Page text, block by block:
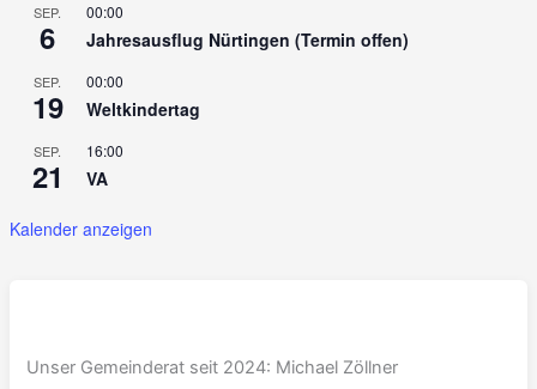
SEP.
6
00:00
Jahresausflug Nürtingen (Termin offen)
SEP.
19
00:00
Weltkindertag
SEP.
21
16:00
VA
Kalender anzeigen
Unser Gemeinderat seit 2024: Michael Zöllner